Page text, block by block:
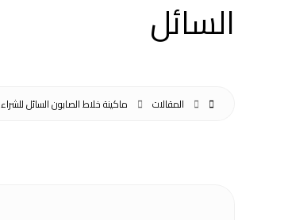
المقالات ماكينة خلاط الصابون السائل للشراء 01111795961